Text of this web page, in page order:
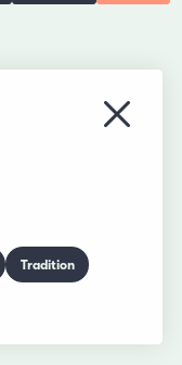
Menü
Tradition